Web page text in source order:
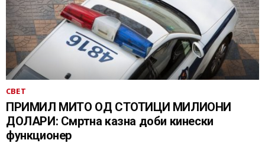
СВЕТ
ПРИМИЛ МИТО ОД СТОТИЦИ МИЛИОНИ
ДОЛАРИ: Смртна казна доби кинески
функционер